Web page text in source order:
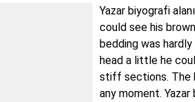
Yazar biyografi
could see his
bedding was
head a little he
stiff sections. The
any moment. Yazar